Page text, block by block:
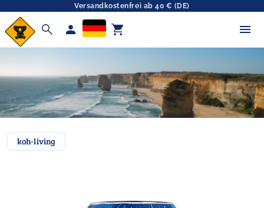
Versandkostenfrei ab 40 € (DE)
search person shopping_cart
koh-living